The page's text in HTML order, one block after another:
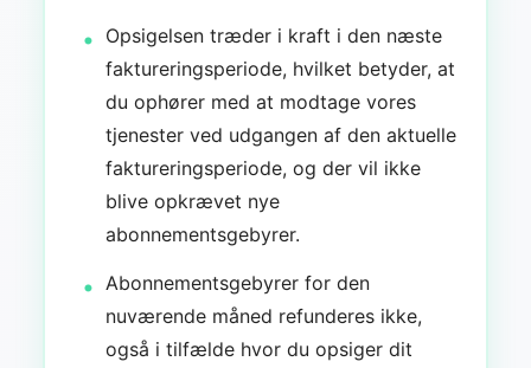
Opsigelsen træder i kraft i den næste
faktureringsperiode, hvilket betyder, at
du ophører med at modtage vores
tjenester ved udgangen af den aktuelle
faktureringsperiode, og der vil ikke
blive opkrævet nye
abonnementsgebyrer.
Abonnementsgebyrer for den
nuværende måned refunderes ikke,
også i tilfælde hvor du opsiger dit